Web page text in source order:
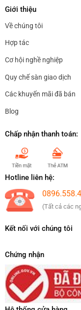
Giới thiệu
Về chúng tôi
Hợp tác
Cơ hội nghề nghiệp
Quy chế sàn giao dịch
Các khuyến mãi đã bán
Blog
Chấp nhận thanh toán:
Hotline liên hệ:
(Tất cả các
Kết nối với chúng tôi
Chứng nhận